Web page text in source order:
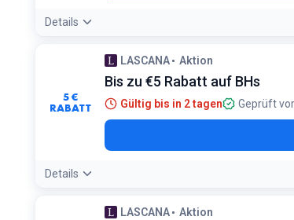
Details
5 €
RABATT
LASCANA Aktion
Bis zu €5 Rabatt auf BHs
Gültig bis in 2 tagen Geprüft
Details
LASCANA Aktion